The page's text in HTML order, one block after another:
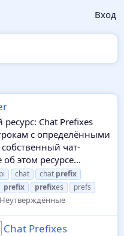
Вход
Chat Prefixes
с определёнными
чат-
этом ресурсе...
chat chat prefix
prefix prefixes
prefs
Неутверждённые
Chat Prefixes